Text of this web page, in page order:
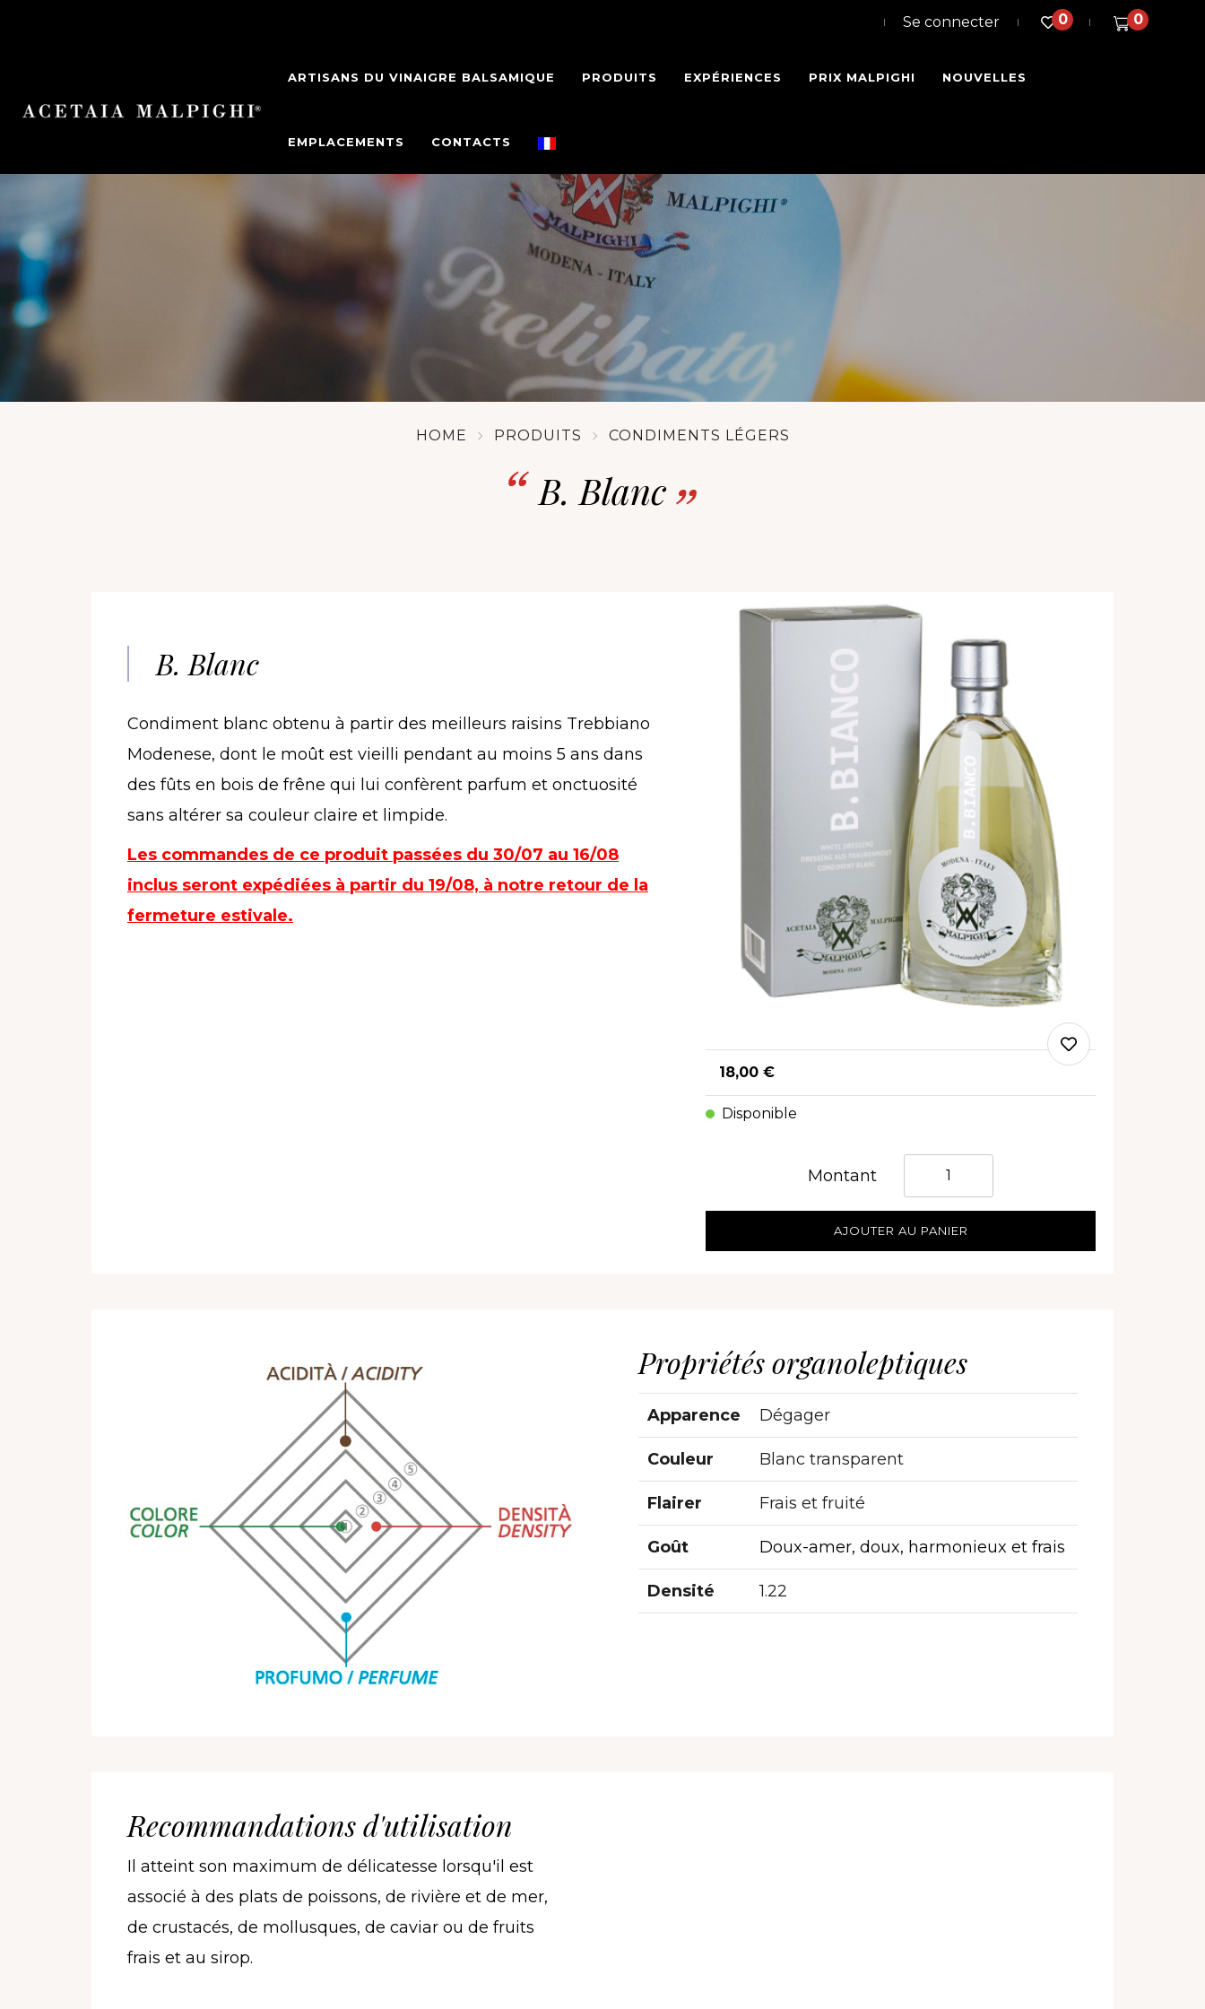
Se connecter 0 0
ARTISANS DU VINAIGRE BALSAMIQUE PRODUITS EXPÉRIENCES PRIX MALPIGHI NOUVELLES
EMPLACEMENTS CONTACTS
HOME PRODUITS CONDIMENTS LÉGERS
B. Blanc
B. Blanc
Condiment blanc obtenu à partir des meilleurs raisins Trebbiano
Modenese, dont le moût est vieilli pendant au moins 5 ans dans
des fûts en bois de frêne qui lui confèrent parfum et onctuosité
sans altérer sa couleur claire et limpide.
Les commandes de ce produit passées du 30/07 au 16/08
inclus seront expédiées à partir du 19/08, à notre retour de la
fermeture estivale.
18,00 €
Disponible
Montant Quantità
AJOUTER AU PANIER
Propriétés organoleptiques
Apparence Dégager
Couleur Blanc transparent
Flairer Frais et fruité
Goût Doux-amer, doux, harmonieux et frais
Densité 1.22
Recommandations d'utilisation
Il atteint son maximum de délicatesse lorsqu'il est
associé à des plats de poissons, de rivière et de mer,
de crustacés, de mollusques, de caviar ou de fruits
frais et au sirop.